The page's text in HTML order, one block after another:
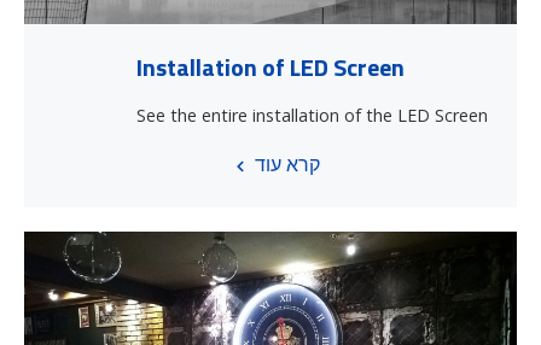
Installation of LED Screen
See the entire installation of the LED Screen
קרא עוד